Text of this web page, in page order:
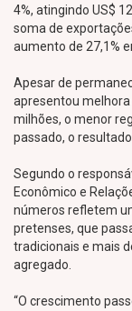
4%, atingindo US$
soma de
aumento de 27,1%
Apesar de
apresentou melhora
milhões, o menor
passado, o
Segundo o
Econômico e
números refletem
pretenses, que
tradicionais e mais
agregado.
“O crescimento